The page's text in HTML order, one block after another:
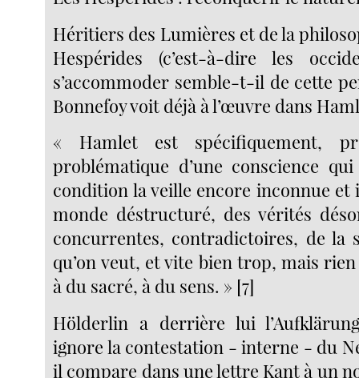
Héritiers des Lumières et de la
Hespérides (c’est-à-dire les
s’accommoder semble-t-il de cette
Bonnefoy voit déjà à l’œuvre dans
« Hamlet est spécifiquement,
problématique d’une conscience
condition la veille encore inconnue
monde déstructuré, des vérités
concurrentes, contradictoires, de la
qu’on veut, et vite bien trop, mais
à du sacré, à du sens. » [7]
Hölderlin a derrière lui
ignore la contestation - interne - du
il compare dans une lettre Kant à un